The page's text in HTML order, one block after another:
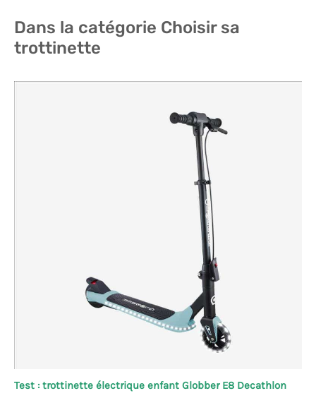
Dans la catégorie Choisir sa
trottinette
Test : trottinette électrique enfant Globber E8 Decathlon